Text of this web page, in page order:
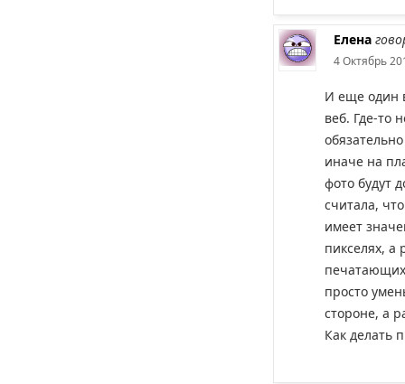
Елена
4 Октябрь
И еще один
веб. Где-то
иначе на
фото будут
считала,
имеет
пикселях,
печатающих
просто
стороне, а
Как делать